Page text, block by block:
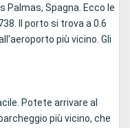
Palmas, Spagna. Ecco le
Il porto si trova a 0.6
più vicino. Gli
Potete arrivare al
più vicino, che